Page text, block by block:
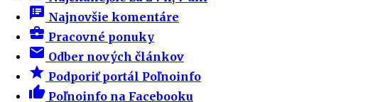
speaker_notes Najnovšie komentáre
business_center Pracovné ponuky
email Odber nových článkov
star Podporiť portál Poľnoinfo
thumb_up Poľnoinfo na Facebooku